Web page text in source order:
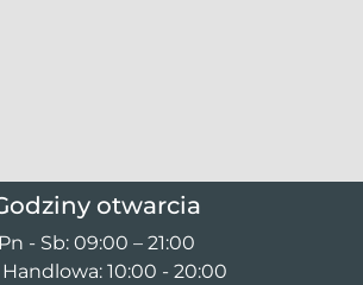
otwarcia
Pn - Sb: 09:00 – 21:00
10:00 - 20:00